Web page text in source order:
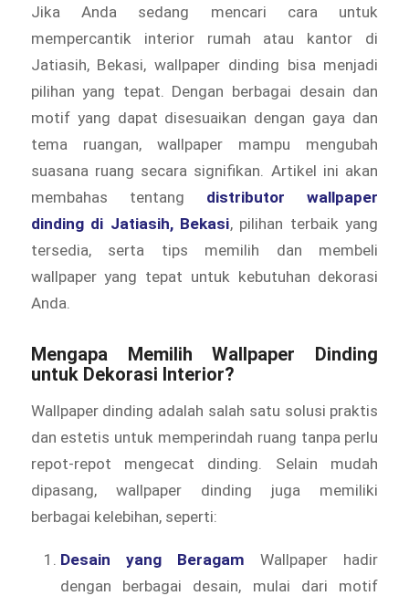
Jika Anda sedang mencari cara untuk
mempercantik interior rumah atau kantor di
Jatiasih, Bekasi, wallpaper dinding bisa menjadi
pilihan yang tepat. Dengan berbagai desain dan
motif yang dapat disesuaikan dengan gaya dan
tema ruangan, wallpaper mampu mengubah
suasana ruang secara signifikan. Artikel ini akan
membahas tentang distributor wallpaper
dinding di Jatiasih, Bekasi, pilihan terbaik yang
tersedia, serta tips memilih dan membeli
wallpaper yang tepat untuk kebutuhan dekorasi
Anda.
Mengapa Memilih Wallpaper Dinding
untuk Dekorasi Interior?
Wallpaper dinding adalah salah satu solusi praktis
dan estetis untuk memperindah ruang tanpa perlu
repot-repot mengecat dinding. Selain mudah
dipasang, wallpaper dinding juga memiliki
berbagai kelebihan, seperti:
Desain yang Beragam Wallpaper hadir
dengan berbagai desain, mulai dari motif